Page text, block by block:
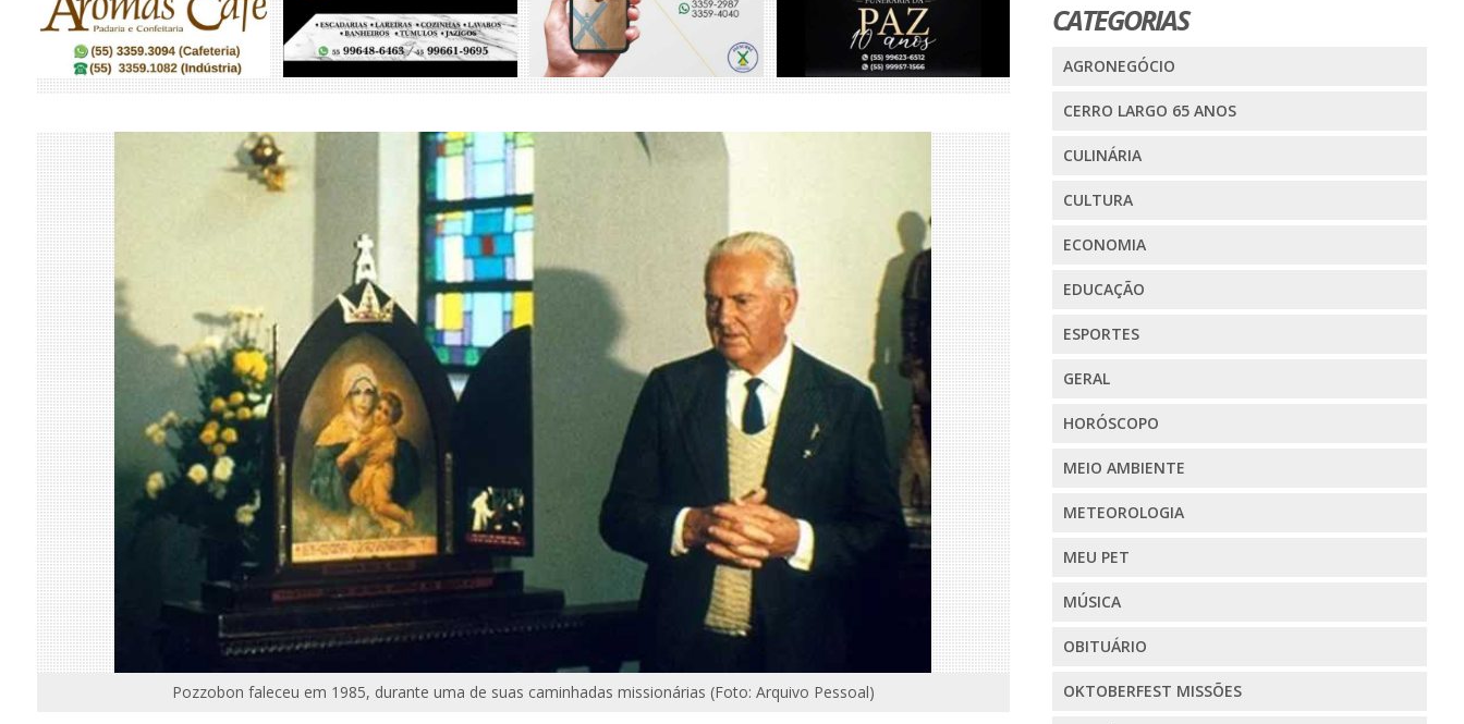
Pozzobon faleceu em 1985, durante uma de suas caminhadas missionárias (Foto: Arquivo Pessoal)
CATEGORIAS
AGRONEGÓCIO
CERRO LARGO 65 ANOS
CULINÁRIA
CULTURA
ECONOMIA
EDUCAÇÃO
ESPORTES
GERAL
HORÓSCOPO
MEIO AMBIENTE
METEOROLOGIA
MEU PET
MÚSICA
OBITUÁRIO
OKTOBERFEST MISSÕES